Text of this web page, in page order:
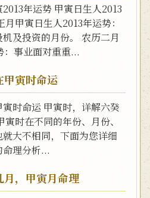
年运势 甲寅日生人2013
甲寅日生人2013年运势：
及投资的月份。 农历二月
：事业面对重重...
甲寅时命运
时命运 甲寅时，详解六癸
时在不同的年份、月份、
大不相同，下面为您详细
理分析...
月，甲寅月命理